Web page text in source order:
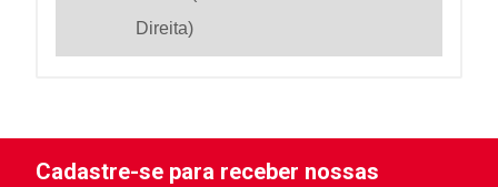
Direita)
Cadastre-se para receber nossas